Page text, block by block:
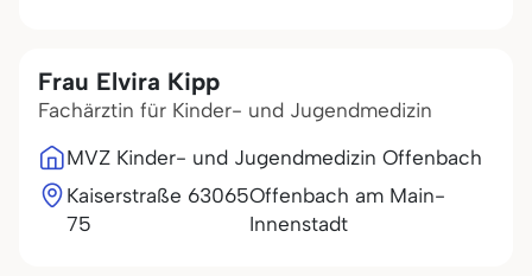
Frau Elvira Kipp
Fachärztin für Kinder- und Jugendmedizin
MVZ Kinder- und Jugendmedizin Offenbach
Kaiserstraße
75
63065Offenbach am Main-
Innenstadt